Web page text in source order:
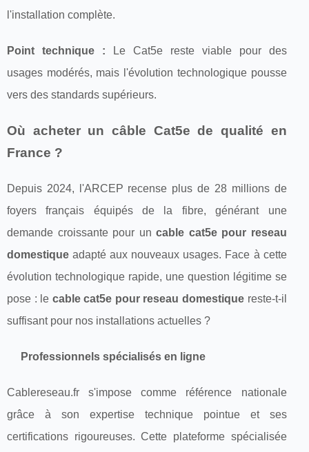
l'installation complète.
Point technique : Le Cat5e reste viable pour des
usages modérés, mais l'évolution technologique pousse
vers des standards supérieurs.
Où acheter un câble Cat5e de qualité en
France ?
Depuis 2024, l'ARCEP recense plus de 28 millions de
foyers français équipés de la fibre, générant une
demande croissante pour uncable cat5e pour reseau
domestique adapté aux nouveaux usages. Face à cette
évolution technologique rapide, une question légitime se
pose : le cable cat5e pour reseau domestique reste-t-il
suffisant pour nos installations actuelles ?
Professionnels spécialisés en ligne
Cablereseau.fr s'impose comme référence nationale
grâce à son expertise technique pointue et ses
certifications rigoureuses. Cette plateforme spécialisée